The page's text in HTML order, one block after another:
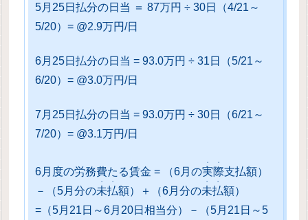
5月25日払分の日当 ＝ 87万円 ÷ 30日（4/21～
5/20）= @2.9万円/日
6月25日払分の日当 = 93.0万円 ÷ 31日（5/21～
6/20）= @3.0万円/日
7月25日払分の日当 = 93.0万円 ÷ 30日（6/21～
7/20）= @3.1万円/日
6月度の労務費たる賃金 = （6月の実際
・・
支払額）
－（5月分の未払
・・
額）＋（6月分の未払
・・
額）
=（5月21日～6月20日相当分）－（5月21日～5